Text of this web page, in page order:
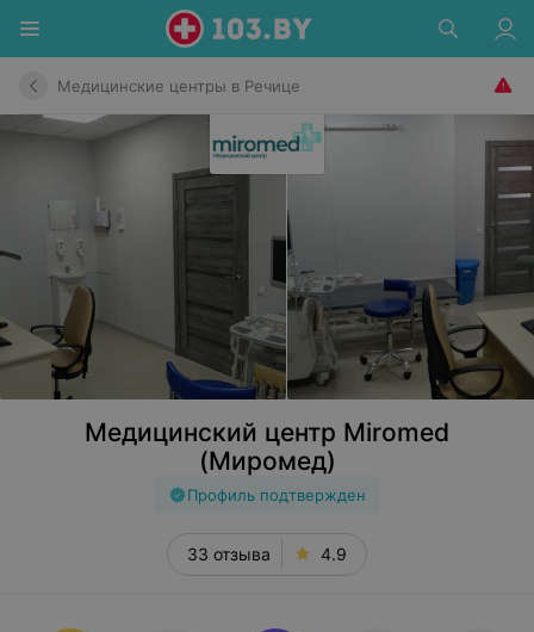
Медицинские центры в Речице
Медицинский центр Miromed
(Миромед)
Профиль подтвержден
33 отзыва 4.9